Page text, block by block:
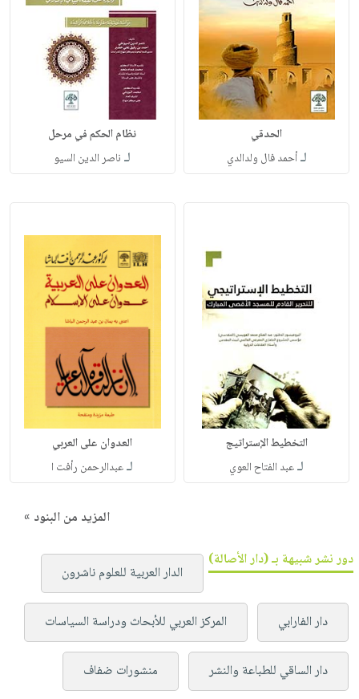
الحدقي
لـأحمد فال ولدالدي
نظام الحكم في مرحل
لـ ناصر الدين السيو
التخطيط الإستراتيج
لـعبد الفتاح العوي
العدوان على العربي
لـعبدالرحمن رأفت ا
المزيد من البنود »
دور نشر شبيهة بـ (دار الأصالة)
الدار العربية للعلوم ناشرون
دار الفارابي المركز العربي للأبحاث ودراسة السياسات
دار الساقي للطباعة والنشر منشورات ضفاف